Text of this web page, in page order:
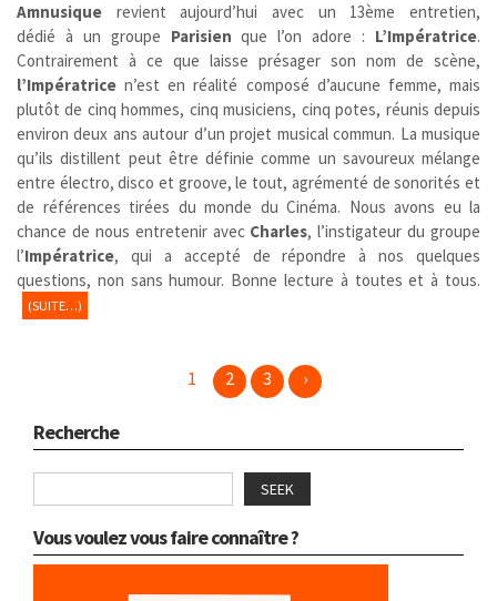
Amnusique revient aujourd’hui avec un 13ème entretien,
dédié à un groupe Parisien que l’on adore : L’Impératrice.
Contrairement à ce que laisse présager son nom de scène,
l’Impératrice n’est en réalité composé d’aucune femme, mais
plutôt de cinq hommes, cinq musiciens, cinq potes, réunis depuis
environ deux ans autour d’un projet musical commun. La musique
qu’ils distillent peut être définie comme un savoureux mélange
entre électro, disco et groove, le tout, agrémenté de sonorités et
de références tirées du monde du Cinéma. Nous avons eu la
chance de nous entretenir avec Charles, l’instigateur du groupe
l’Impératrice, qui a accepté de répondre à nos quelques
questions, non sans humour. Bonne lecture à toutes et à tous.
(SUITE…)
1 2 3 ›
Recherche
SEEK
Vous voulez vous faire connaître ?